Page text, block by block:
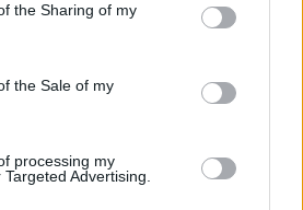
usage behaviour. You may click to
Google and its third-party tags to
specified purposes in below Google
the Sharing of my
the Sale of my
processing my
Advertising.